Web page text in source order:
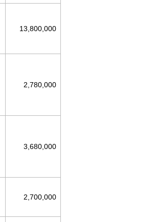
13,800,000
2,780,000
3,680,000
2,700,000